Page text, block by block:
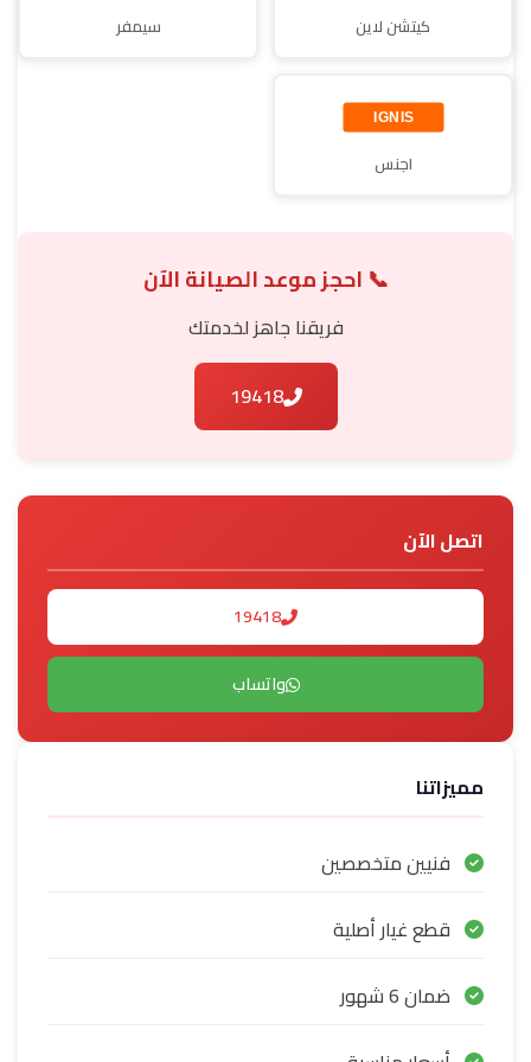
كيتشن لاين سيمفر
اجنس
📞 احجز موعد الصيانة الآن
فريقنا جاهز لخدمتك
19418
اتصل الآن
19418
واتساب
مميزاتنا
فنيين متخصصين
قطع غيار أصلية
ضمان 6 شهور